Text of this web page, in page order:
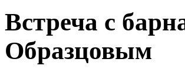
Встреча с
Образцовым